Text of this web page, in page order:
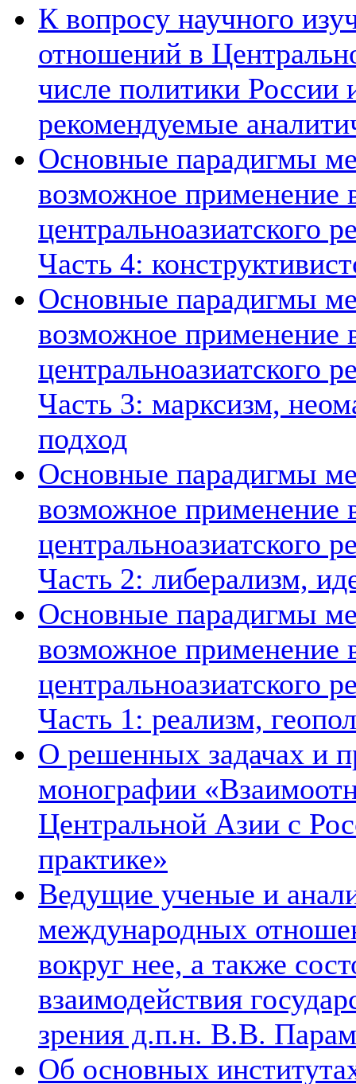
К вопросу научного
отношений в
числе политики России
рекомендуемые
Основные парадигмы
возможное применение
центральноазиатского
Часть 4:
Основные парадигмы
возможное применение
центральноазиатского
Часть 3: марксизм,
подход
Основные парадигмы
возможное применение
центральноазиатского
Часть 2: либерализм,
Основные парадигмы
возможное применение
центральноазиатского
Часть 1: реализм,
О решенных задачах и
монографии
Центральной Азии с
практике»
Ведущие ученые и
международных
вокруг нее, а также
взаимодействия
зрения д.п.н. В.В.
Об основных